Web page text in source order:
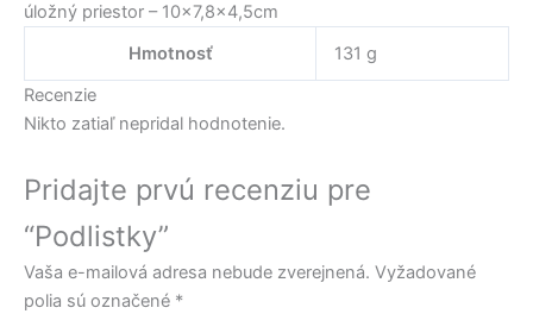
úložný priestor – 10×7,8×4,5cm
Hmotnosť
131 g
Recenzie
Nikto zatiaľ nepridal hodnotenie.
Pridajte prvú recenziu pre
“Podlistky”
Vaša e-mailová adresa nebude zverejnená. Vyžadované
polia sú označené *